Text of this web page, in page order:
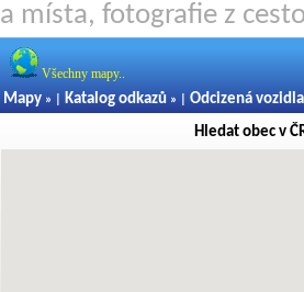
a místa, fotografie z
Všechny mapy..
Mapy » | Katalog odkazů » | Odcizená vozidla
Hledat obec v